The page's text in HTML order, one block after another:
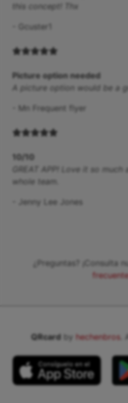
this concept! Thx
Gcuster1
Picture option needed
A picture option would be a
Mn Frequent flyer
10/10
GREAT APP! Love it so
whole team.
Jenny Lee Jones
¿Preguntas? ¡Consulta
QRcardby hechenbros.